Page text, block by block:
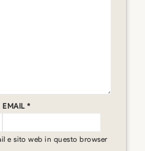
EMAIL*
e sito web in questo browser